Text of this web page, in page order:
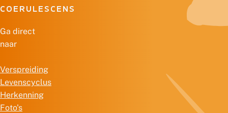
COERULESCENS
Ga direct
naar
Verspreiding
Levenscyclus
Herkenning
Foto's